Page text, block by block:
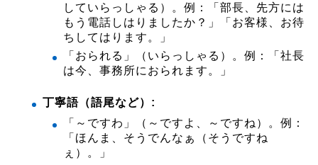
していらっしゃる）。例：「部長、先方には
もう電話しはりましたか？」「お客様、お待
ちしてはります。」
「おられる」（いらっしゃる）。例：「社長
は今、事務所におられます。」
丁寧語（語尾など）:
「～ですわ」（～ですよ、～ですね）。例：
「ほんま、そうでんなぁ（そうですね
ぇ）。」